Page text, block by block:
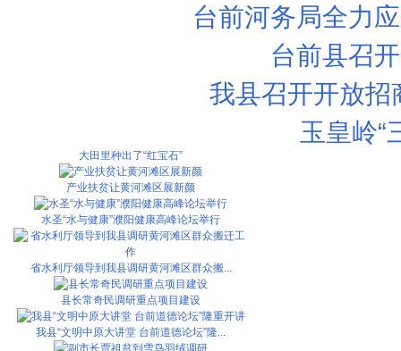
台前河务局全力
台前县召
我县召开开放招
玉皇岭“
大田里种出了“红宝石”
产业扶贫让黄河滩区展新颜
水圣“水与健康”濮阳健康高峰论坛举行
省水利厅领导到我县调研黄河滩区群众搬...
县长常奇民调研重点项目建设
我县“文明中原大讲堂 台前道德论坛”隆...